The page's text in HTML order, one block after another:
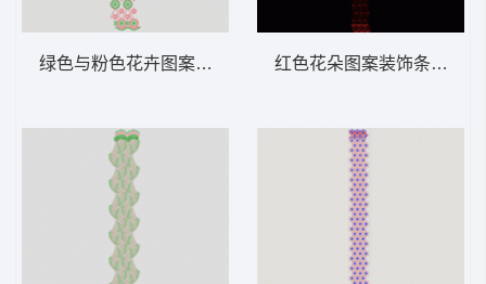
绿色与粉色花卉图案装饰带 窗帘红色花朵图案装饰条纹 窗帘